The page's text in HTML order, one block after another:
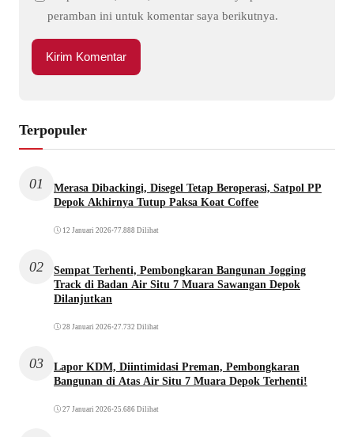
peramban ini untuk komentar saya berikutnya.
Terpopuler
01
Merasa Dibackingi, Disegel Tetap Beroperasi, Satpol PP
Depok Akhirnya Tutup Paksa Koat Coffee
12 Januari 2026•77.888 Dilihat
02
Sempat Terhenti, Pembongkaran Bangunan Jogging
Track di Badan Air Situ 7 Muara Sawangan Depok
Dilanjutkan
28 Januari 2026•27.732 Dilihat
03
Lapor KDM, Diintimidasi Preman, Pembongkaran
Bangunan di Atas Air Situ 7 Muara Depok Terhenti!
27 Januari 2026•25.686 Dilihat